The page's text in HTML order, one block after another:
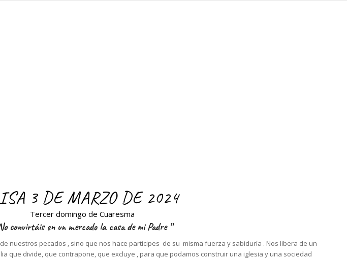
3 DE MARZO DE 2024
Tercer domingo de Cuaresma
convirtáis en un mercado la casa de mi Padre ”
nuestros pecados , sino que nos hace participes de su misma fuerza y sabiduría . Nos libera de un
que divide, que contrapone, que excluye , para que podamos construir una iglesia y una sociedad